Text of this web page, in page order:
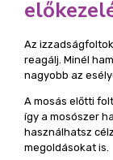
Az
reagálj. Minél
nagyobb az
A mosás előtti
így a mosószer
használhatsz
megoldásokat is.